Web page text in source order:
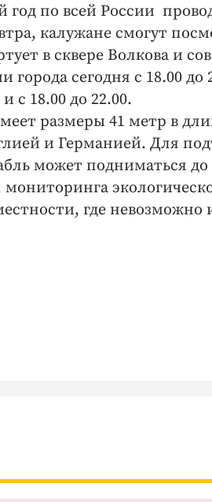
по всей России
калужане смогут
в сквере Волкова и
сегодня с 18.00 до
с 18.00 до 22.00.
размеры 41 метр в
и Германией. Для
может подниматься до
где невозможно